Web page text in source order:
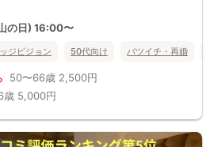
の日) 16:00〜
ジビジョン 50代向け バツイチ・再婚
50〜66歳 2,500円
歳 5,000円